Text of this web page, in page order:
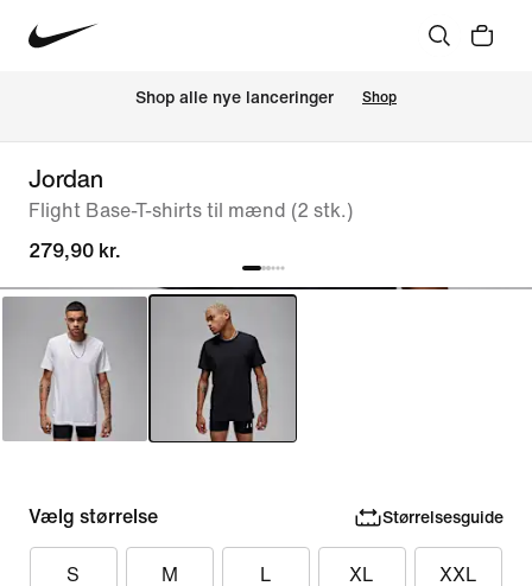
Shop alle nye lanceringer Shop
Jordan
Flight Base-T-shirts til mænd (2 stk.)
279,90 kr.
Vælg størrelse Størrelsesguide
S M L XL XXL